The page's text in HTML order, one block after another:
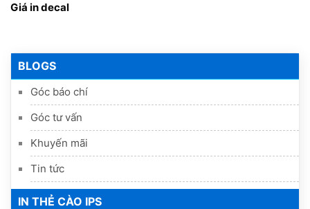
BLOGS
Góc báo chí
Góc tư vấn
Khuyến mãi
Tin tức
IN THẺ CÀO IPS
Giá in decal